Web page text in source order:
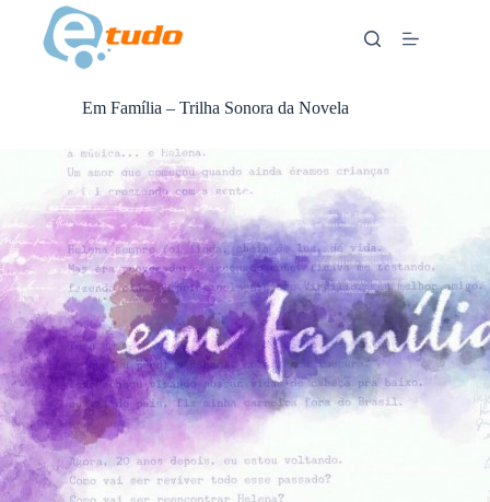
content
Em Família – Trilha Sonora da Novela